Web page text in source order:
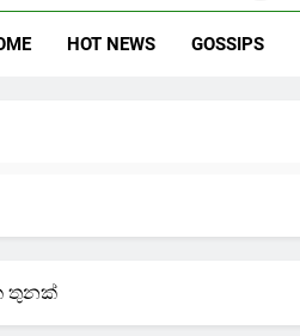
HOT NEWS GOSSIPS
තුනක්